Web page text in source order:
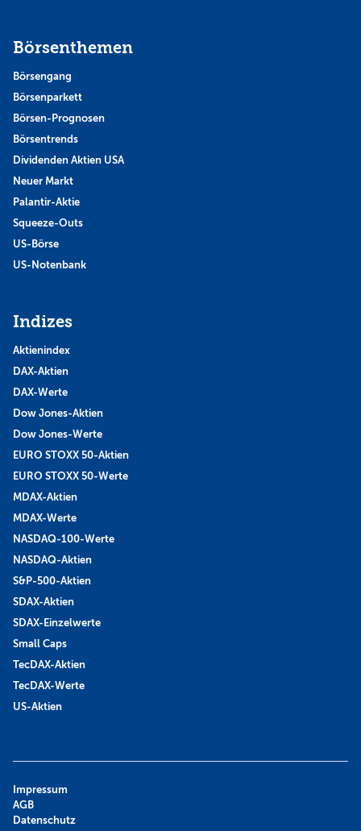
Börsenthemen
Börsengang
Börsenparkett
Börsen-Prognosen
Börsentrends
Dividenden Aktien USA
Neuer Markt
Palantir-Aktie
Squeeze-Outs
US-Börse
US-Notenbank
Indizes
Aktienindex
DAX-Aktien
DAX-Werte
Dow Jones-Aktien
Dow Jones-Werte
EURO STOXX 50-Aktien
EURO STOXX 50-Werte
MDAX-Aktien
MDAX-Werte
NASDAQ-100-Werte
NASDAQ-Aktien
S&P-500-Aktien
SDAX-Aktien
SDAX-Einzelwerte
Small Caps
TecDAX-Aktien
TecDAX-Werte
US-Aktien
Impressum
AGB
Datenschutz